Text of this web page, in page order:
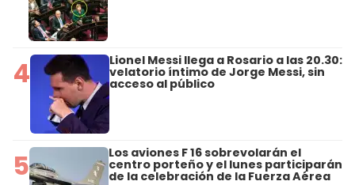
4 Lionel Messi llega a Rosario a las 20.30:
velatorio íntimo de Jorge Messi, sin
acceso al público
5 Los aviones F 16 sobrevolarán el
centro porteño y el lunes participarán
de la celebración de la Fuerza Aérea